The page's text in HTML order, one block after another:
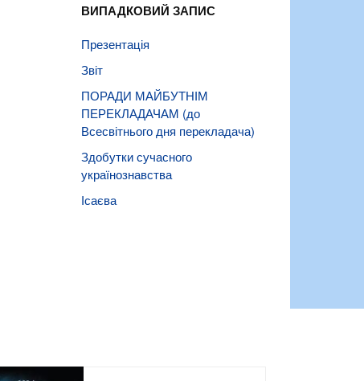
ВИПАДКОВИЙ ЗАПИС
Презентація
Звіт
ПОРАДИ МАЙБУТНІМ
ПЕРЕКЛАДАЧАМ (до
Всесвітнього дня перекладача)
Здобутки сучасного
українознавства
Ісаєва